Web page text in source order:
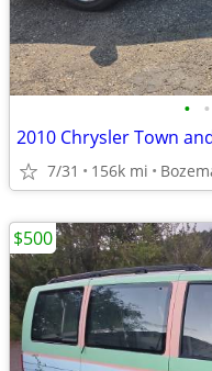
• •
2010 Chrysler Town
7/31 156k mi
$500